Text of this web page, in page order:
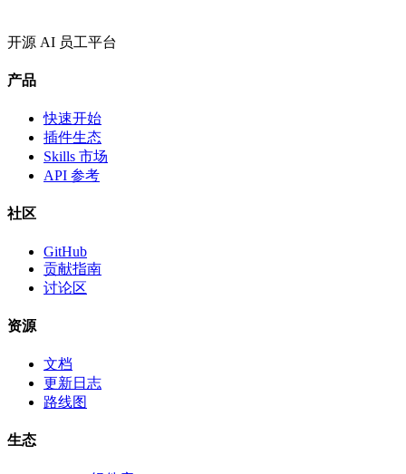
开源 AI 员工平台
产品
快速开始
插件生态
Skills 市场
API 参考
社区
GitHub
贡献指南
讨论区
资源
文档
更新日志
路线图
生态